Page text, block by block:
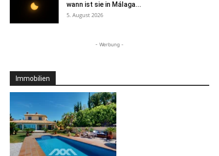
wann ist sie in Málaga...
5. August 2026
- Werbung -
Immobilien